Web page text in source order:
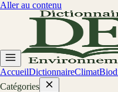
Aller au contenu
AccueilDictionnaireClimat
Catégories